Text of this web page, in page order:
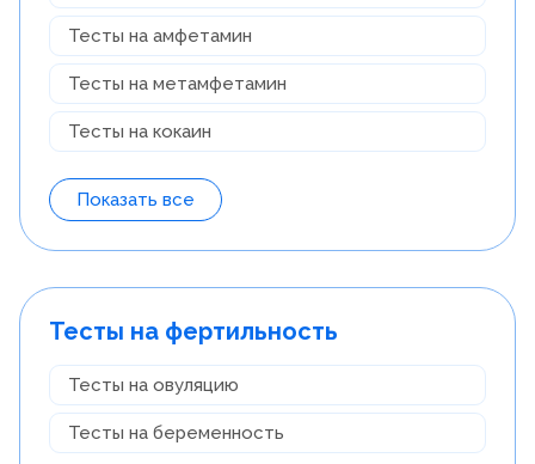
Тесты на амфетамин
Тесты на метамфетамин
Тесты на кокаин
Показать все
Тесты на фертильность
Тесты на овуляцию
Тесты на беременность